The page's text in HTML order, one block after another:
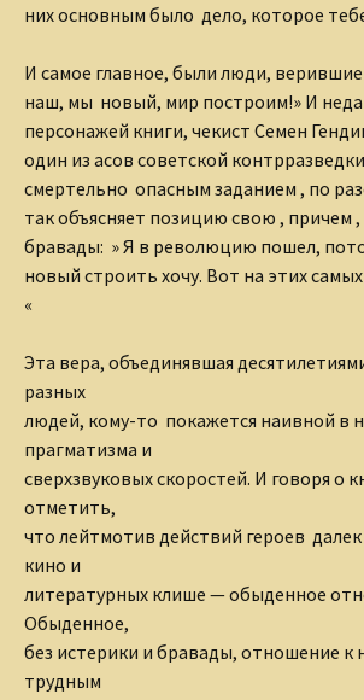
них основным было дело, которое
И самое главное, были люди,
наш, мы новый, мир построим!» И
персонажей книги, чекист Семен
один из асов советской
смертельно опасным заданием , по
так объясняет позицию свою , причем ,
бравады: » Я в революцию пошел,
новый строить хочу. Вот на этих
«
Эта вера, объединявшая
разных
людей, кому-то покажется наивной в
прагматизма и
сверхзвуковых скоростей. И говоря о
отметить,
что лейтмотив действий героев
кино и
литературных клише — обыденное
Обыденное,
без истерики и бравады, отношение к
трудным